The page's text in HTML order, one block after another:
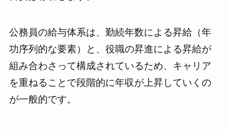
公務員の給与体系は、勤続年数による昇給（年
功序列的な要素）と、役職の昇進による昇給が
組み合わさって構成されているため、キャリア
を重ねることで段階的に年収が上昇していくの
が一般的です。